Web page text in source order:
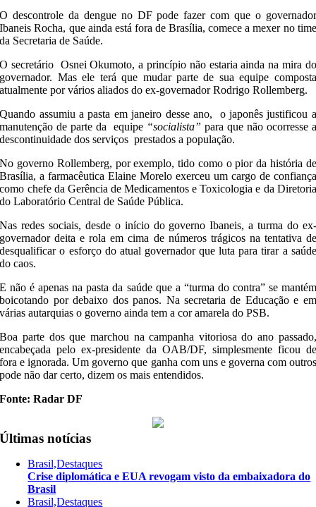
O descontrole da dengue no DF pode fazer com que o governador
Ibaneis Rocha, que ainda está fora de Brasília, comece a mexer no time
da Secretaria de Saúde.
O secretário Osnei Okumoto, a princípio não estaria ainda na mira do
governador. Mas ele terá que mudar parte de sua equipe composta
atualmente por vários aliados do ex-governador Rodrigo Rollemberg.
Quando assumiu a pasta em janeiro desse ano, o japonês justificou a
manutenção de parte da equipe “socialista” para que não ocorresse a
descontinuidade dos serviços prestados a população.
No governo Rollemberg, por exemplo, tido como o pior da história de
Brasília, a farmacêutica Elaine Morelo exerceu um cargo de confiança
como chefe da Gerência de Medicamentos e Toxicologia e da Diretoria
do Laboratório Central de Saúde Pública.
Nas redes sociais, desde o início do governo Ibaneis, a turma do ex-
governador deita e rola em cima de números trágicos na tentativa de
desqualificar o esforço do atual governador que luta para tirar a saúde
do caos.
E não é apenas na pasta da saúde que a “turma do contra” se mantém
boicotando por debaixo dos panos. Na secretaria de Educação e em
várias autarquias o governo ainda tem a cor amarela do PSB.
Boa parte dos que marchou na campanha vitoriosa do ano passado,
encabeçada pelo ex-presidente da OAB/DF, simplesmente ficou de
fora e ignorada. Um governo que ganha com uns e governa com outros
pode não dar certo, dizem os mais entendidos.
Fonte: Radar DF
Últimas notícias
Brasil,Destaques
Crise diplomática e EUA revogam visto da embaixadora do
Brasil
Brasil,Destaques